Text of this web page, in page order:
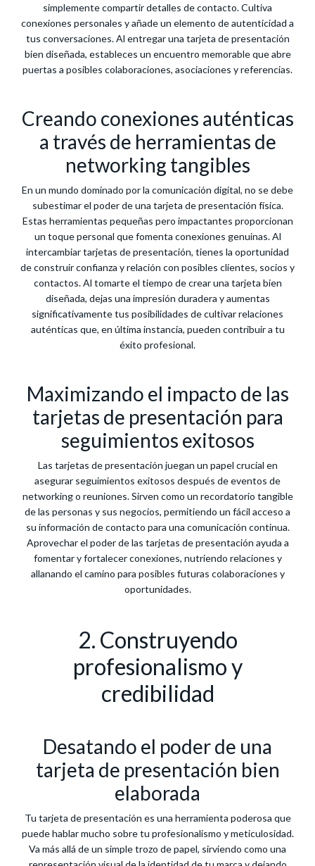
simplemente compartir detalles de contacto. Cultiva
conexiones personales y añade un elemento de autenticidad a
tus conversaciones. Al entregar una tarjeta de presentación
bien diseñada, estableces un encuentro memorable que abre
puertas a posibles colaboraciones, asociaciones y referencias.
Creando conexiones auténticas
a través de herramientas de
networking tangibles
En un mundo dominado por la comunicación digital, no se debe
subestimar el poder de una tarjeta de presentación física.
Estas herramientas pequeñas pero impactantes proporcionan
un toque personal que fomenta conexiones genuinas. Al
intercambiar tarjetas de presentación, tienes la oportunidad
de construir confianza y relación con posibles clientes, socios y
contactos. Al tomarte el tiempo de crear una tarjeta bien
diseñada, dejas una impresión duradera y aumentas
significativamente tus posibilidades de cultivar relaciones
auténticas que, en última instancia, pueden contribuir a tu
éxito profesional.
Maximizando el impacto de las
tarjetas de presentación para
seguimientos exitosos
Las tarjetas de presentación juegan un papel crucial en
asegurar seguimientos exitosos después de eventos de
networking o reuniones. Sirven como un recordatorio tangible
de las personas y sus negocios, permitiendo un fácil acceso a
su información de contacto para una comunicación continua.
Aprovechar el poder de las tarjetas de presentación ayuda a
fomentar y fortalecer conexiones, nutriendo relaciones y
allanando el camino para posibles futuras colaboraciones y
oportunidades.
2. Construyendo
profesionalismo y
credibilidad
Desatando el poder de una
tarjeta de presentación bien
elaborada
Tu tarjeta de presentación es una herramienta poderosa que
puede hablar mucho sobre tu profesionalismo y meticulosidad.
Va más allá de un simple trozo de papel, sirviendo como una